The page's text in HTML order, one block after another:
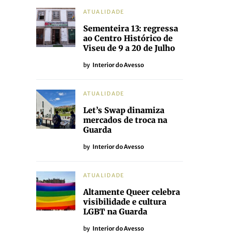
ATUALIDADE
Sementeira 13: regressa
ao Centro Histórico de
Viseu de 9 a 20 de Julho
by Interior do Avesso
ATUALIDADE
Let’s Swap dinamiza
mercados de troca na
Guarda
by Interior do Avesso
ATUALIDADE
Altamente Queer celebra
visibilidade e cultura
LGBT na Guarda
by Interior do Avesso